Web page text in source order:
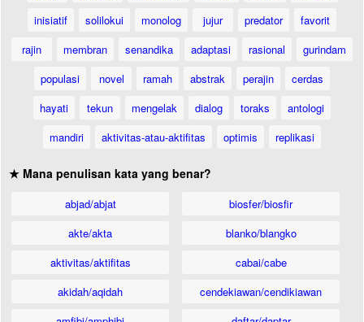
inisiatif
solilokui monolog jujur predator
favorit
rajin
membran senandika adaptasi rasional
gurindam
populasi
novel ramah abstrak perajin
cerdas
hayati
tekun mengelak dialog toraks
antologi
mandiri
aktivitas-atau-aktifitas optimis replikasi
★ Mana penulisan kata yang benar?
abjad/abjat
akte/akta
aktivitas/aktifitas
akidah/aqidah
biosfer/biosfir
blanko/blangko
cabai/cabe
cendekiawan/cendikiawan